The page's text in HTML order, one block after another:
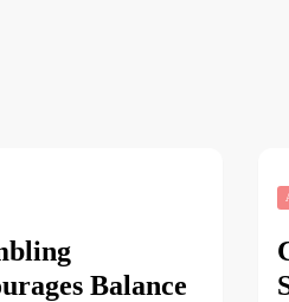
Balance